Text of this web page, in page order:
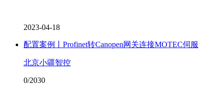
2023-04-18
配置案例丨Profinet转Canopen网关连接MOTEC伺服
北京小疆智控
0/2030